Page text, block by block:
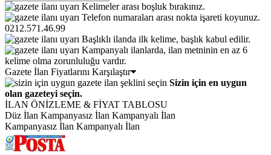
Kelimeler arası boşluk bırakınız.
Telefon numaraları arası nokta işareti koyunuz.
0212.571.46.99
Başlıklı ilanda ilk kelime, başlık kabul edilir.
Kampanyalı ilanlarda, ilan metninin en az 6
kelime olma zorunluluğu vardır.
Gazete İlan Fiyatlarını Karşılaştır
Sizin için en uygun
olan gazeteyi seçin.
İLAN ÖNİZLEME & FİYAT TABLOSU
Düz İlan Kampanyasız İlan Kampanyalı İlan
Kampanyasız İlan Kampanyalı İlan